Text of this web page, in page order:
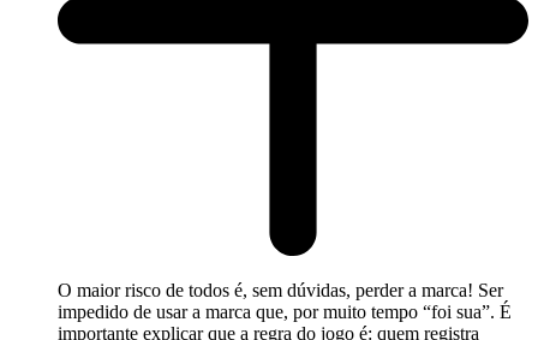
O maior risco de todos é, sem dúvidas, perder a marca! Ser
impedido de usar a marca que, por muito tempo “foi sua”. É
importante explicar que a regra do jogo é: quem registra